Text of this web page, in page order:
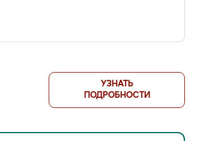
УЗНАТЬ
ПОДРОБНОСТИ